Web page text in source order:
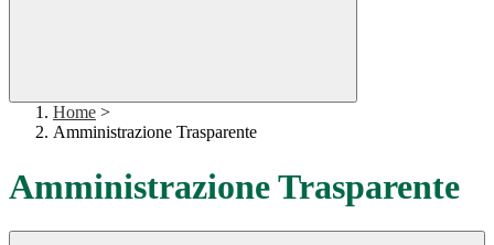
Home >
Amministrazione Trasparente
Amministrazione Trasparente